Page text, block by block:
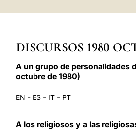
DISCURSOS 1980
A un grupo de personalidades
octubre de 1980)
EN - ES - IT - PT
A los religiosos y a las